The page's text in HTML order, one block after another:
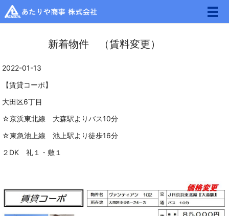
メ
新着物件 （賃料変更）
2022-01-13
【賃貸コーポ】
大田区6丁目
☆京浜東北線 大森駅よりバス10分
☆東急池上線 池上駅より徒歩16分
２DK 礼１・敷１